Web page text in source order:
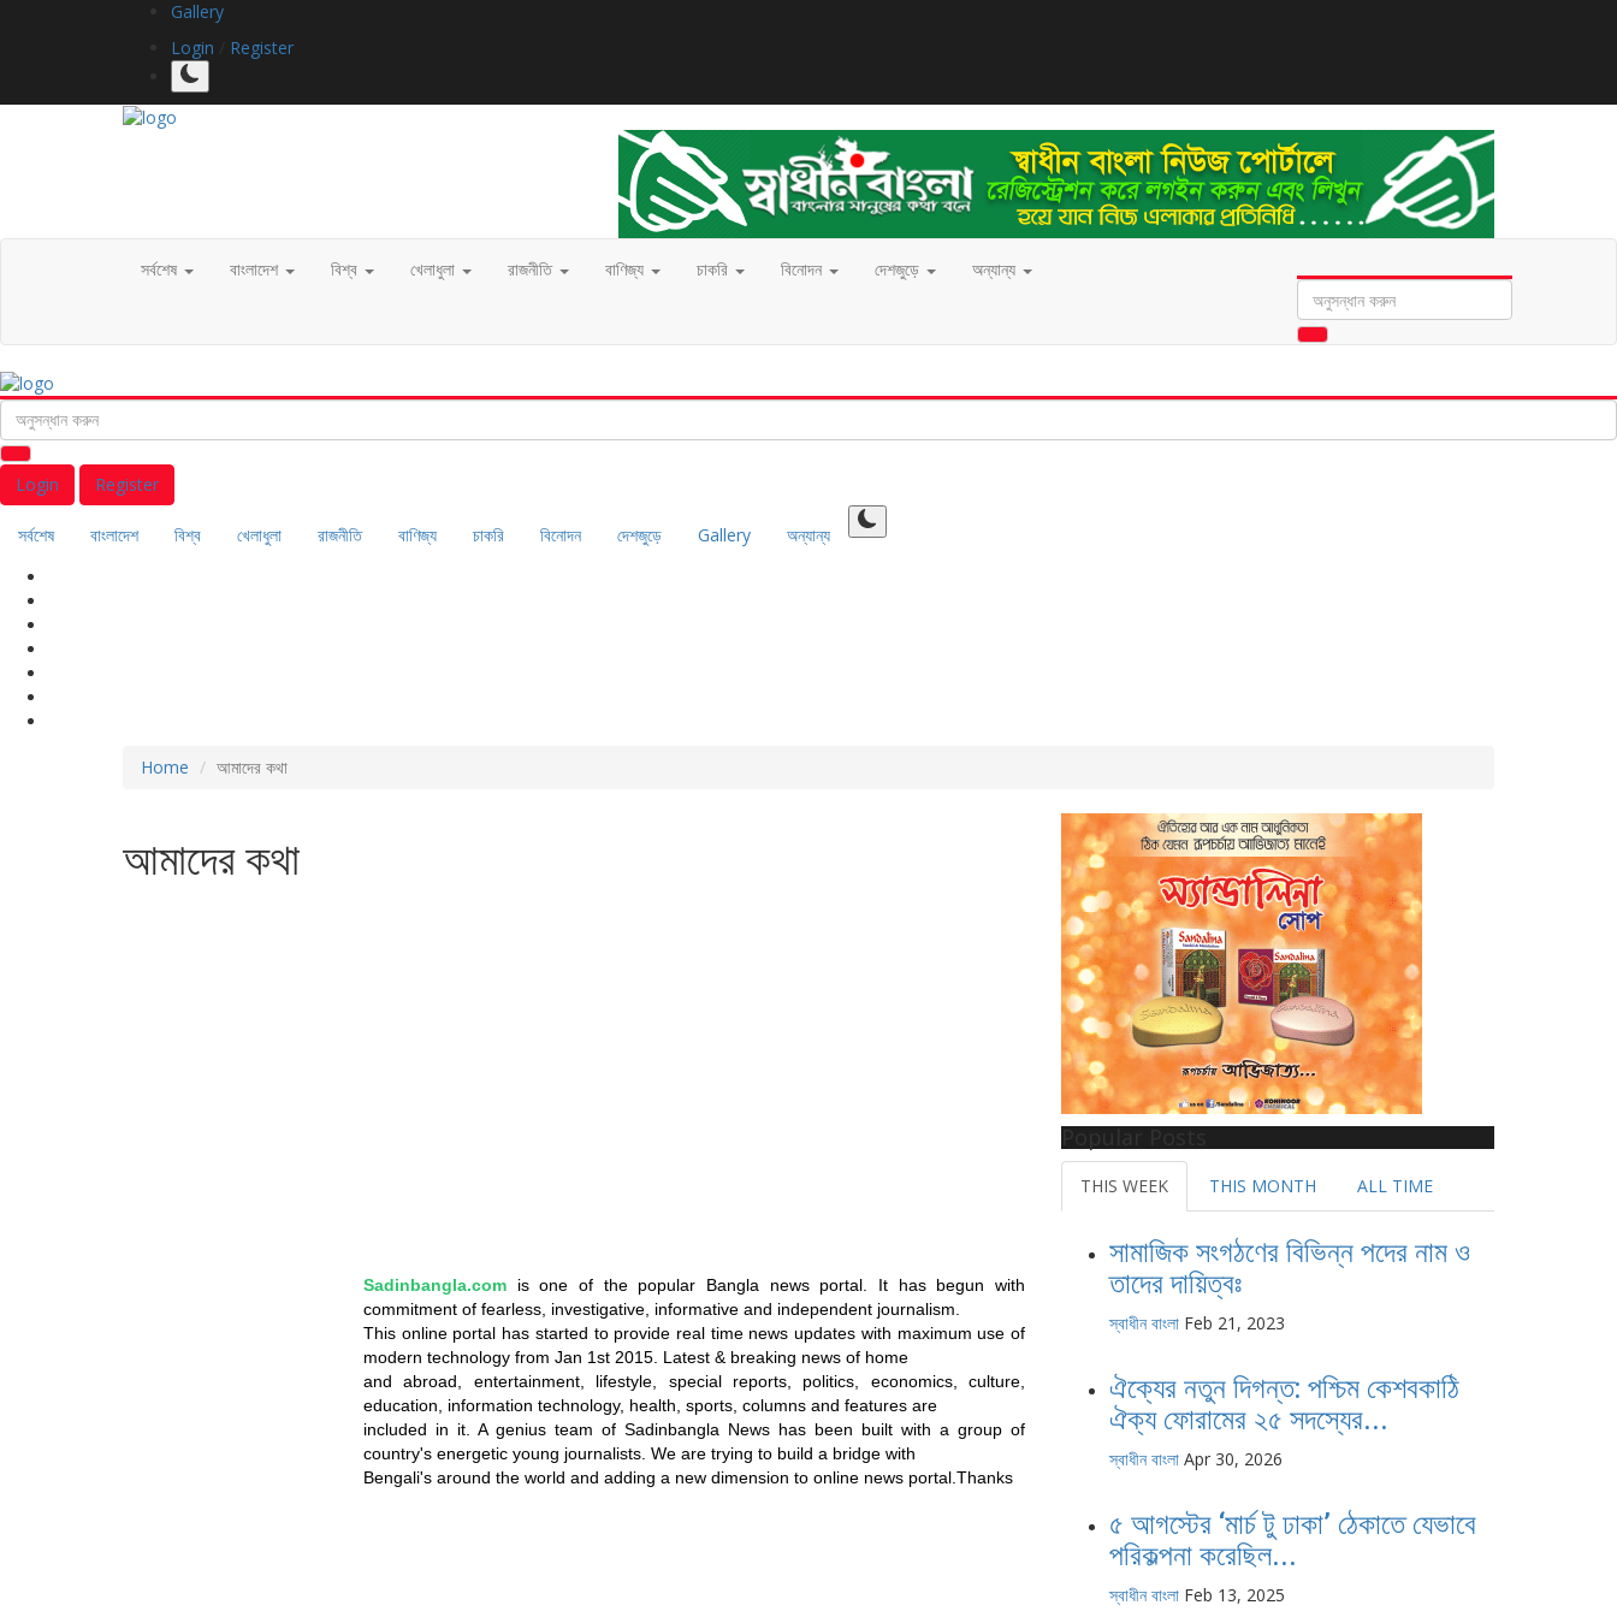
Gallery
Login
Register
সর্বশেষ বাংলাদেশ বিশ্ব খেলাধুলা রাজনীতি বাণিজ্য চাকরি বিনোদন দেশজুড়ে অন্যান্য
Login Register
সর্বশেষ বাংলাদেশ বিশ্ব খেলাধুলা রাজনীতি বাণিজ্য চাকরি বিনোদন দেশজুড়ে Gallery অন্যান্য
Home আমাদের কথা
আমাদের কথা
Sadinbangla.com
is one of the popular Bangla news portal. It has begun with
commitment of fearless, investigative, informative and independent journalism.
This online portal has started to provide real time news updates with maximum use of
modern technology from Jan 1st 2015. Latest & breaking news of home
and abroad, entertainment, lifestyle, special reports, politics, economics, culture,
education, information technology, health, sports, columns and features are
included in it. A genius team of Sadinbangla News has been built with a group of
country's energetic young journalists. We are trying to build a bridge with
Bengali's around the world and adding a new dimension to online news portal.Thanks
THIS WEEK THIS MONTH ALL TIME
সামাজিক সংগঠণের বিভিন্ন পদের নাম ও
তাদের দায়িত্বঃ
স্বাধীন বাংলা Feb 21, 2023
ঐক্যের নতুন দিগন্ত: পশ্চিম কেশবকাঠি
ঐক্য ফোরামের ২৫ সদস্যের...
স্বাধীন বাংলা Apr 30, 2026
৫ আগস্টের ‘মার্চ টু ঢাকা’ ঠেকাতে যেভাবে
পরিকল্পনা করেছিল...
স্বাধীন বাংলা Feb 13, 2025